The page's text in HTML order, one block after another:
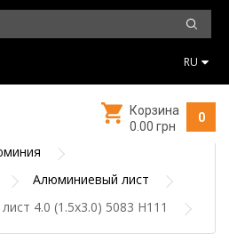
RU
0
Корзина
0.00 грн
Алюминиевый лист
4.0 (1.5х3.0) 5083 Н111